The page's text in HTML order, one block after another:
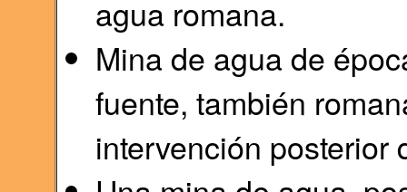
agua romana.
Mina de agua de
fuente, también
intervención posterior